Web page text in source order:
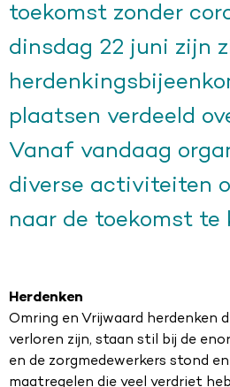
toekomst zonder
dinsdag 22 juni zijn
plaatsen verdeeld
Vanaf vandaag
diverse activiteiten
naar de toekomst te
Herdenken
Omring en Vrijwaard herdenken
verloren zijn, staan stil bij de
en de zorgmedewerkers stond
maatregelen die veel verdriet